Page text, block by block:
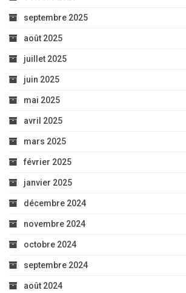
septembre 2025
août 2025
juillet 2025
juin 2025
mai 2025
avril 2025
mars 2025
février 2025
janvier 2025
décembre 2024
novembre 2024
octobre 2024
septembre 2024
août 2024